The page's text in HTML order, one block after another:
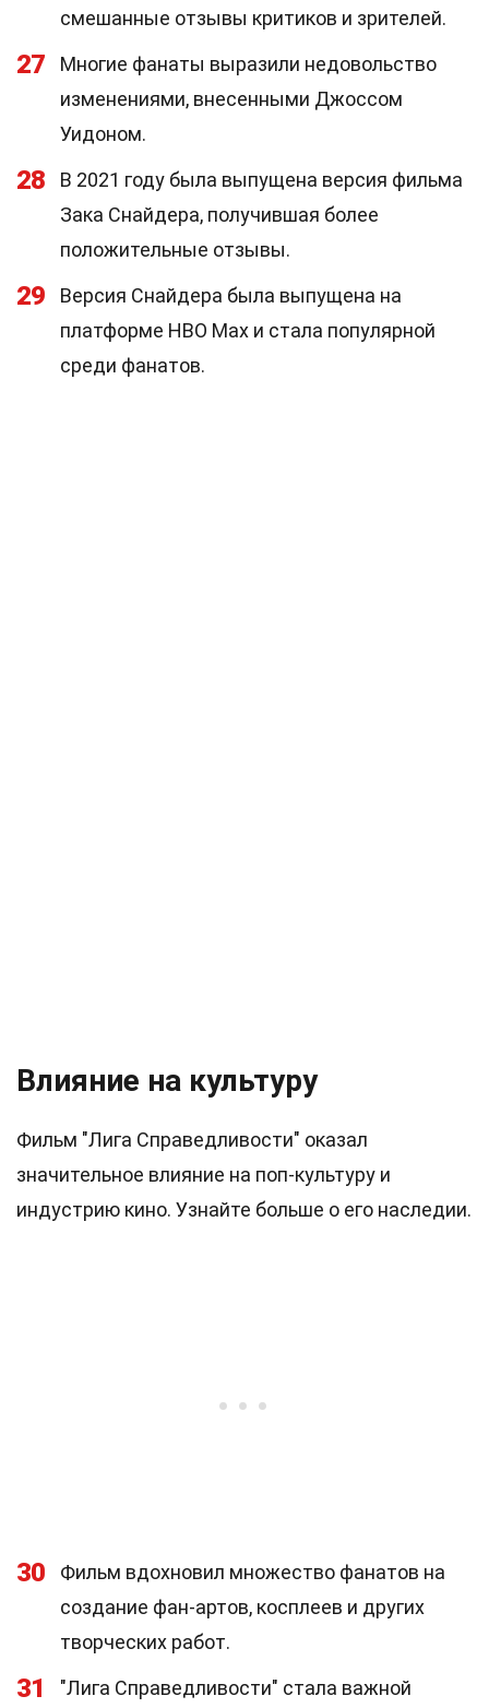
смешанные отзывы критиков и зрителей.
27
Многие фанаты выразили недовольство
изменениями, внесенными Джоссом
Уидоном.
28
В 2021 году была выпущена версия фильма
Зака Снайдера, получившая более
положительные отзывы.
29
Версия Снайдера была выпущена на
платформе HBO Max и стала популярной
среди фанатов.
Влияние на культуру
Фильм "Лига Справедливости" оказал
значительное влияние на поп-культуру и
индустрию кино. Узнайте больше о его наследии.
30
Фильм вдохновил множество фанатов на
создание фан-артов, косплеев и других
творческих работ.
31
"Лига Справедливости" стала важной